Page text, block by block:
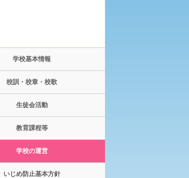
学校基本情報
校訓・校章・校歌
生徒会活動
教育課程等
学校の運営
いじめ防止基本方針